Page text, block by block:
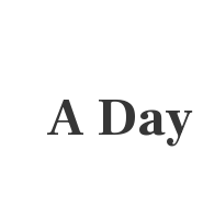
A